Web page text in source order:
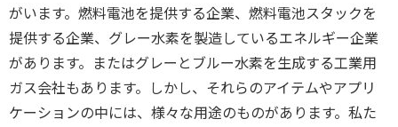
がいます。燃料電池を提供する企業、燃料電池スタックを
提供する企業、グレー水素を製造しているエネルギー企業
があります。またはグレーとブルー水素を生成する工業用
ガス会社もあります。しかし、それらのアイテムやアプリ
ケーションの中には、様々な用途のものがあります。私た